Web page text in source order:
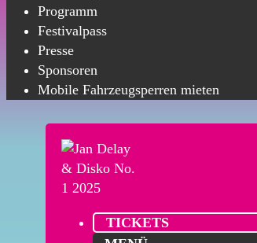
Programm
Festivalpass
Presse
Sponsoren
Mobile Fahrzeugsperren mieten
TICKETS